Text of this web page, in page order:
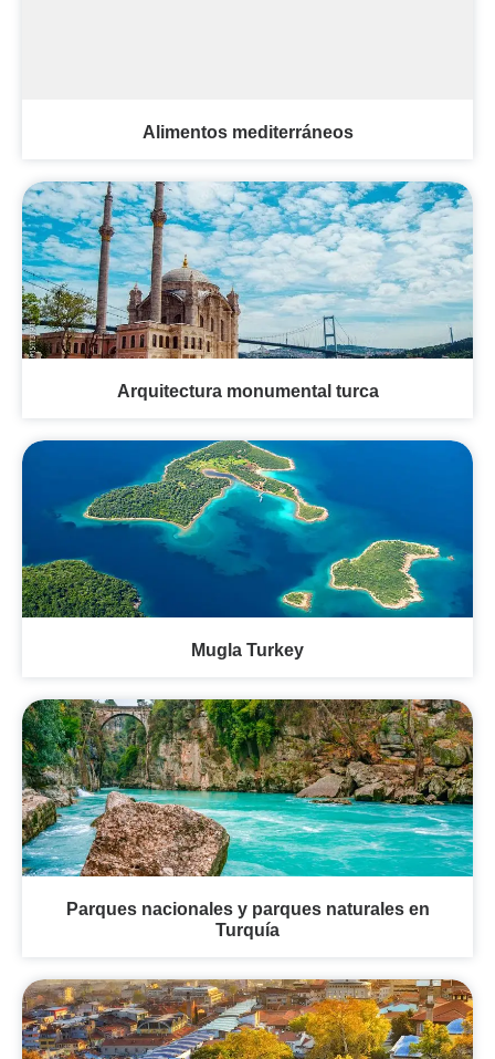
Alimentos mediterráneos
Arquitectura monumental turca
Mugla Turkey
Parques nacionales y parques naturales en
Turquía